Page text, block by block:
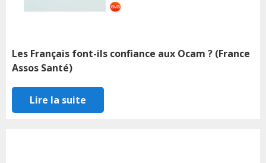
Les Français font-ils confiance aux Ocam ? (France
Assos Santé)
Lire la suite